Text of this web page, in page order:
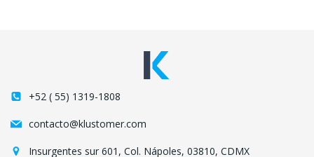
+52 ( 55) 1319-1808
contacto@klustomer.com
Insurgentes sur 601, Col. Nápoles, 03810, CDMX